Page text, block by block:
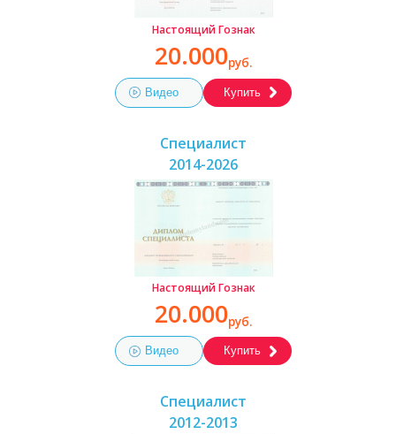
Настоящий Гознак
20.000руб.
Видео Купить
Специалист
2014-2026
Настоящий Гознак
20.000руб.
Видео Купить
Специалист
2012-2013